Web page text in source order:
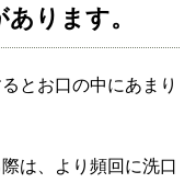
ります。
とお口の中にあまり
は、より頻回に洗口